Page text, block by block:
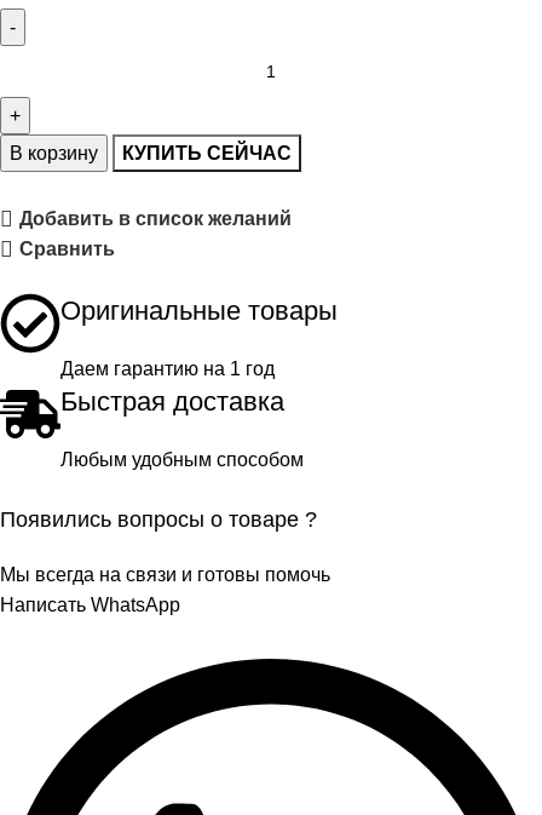
В корзину КУПИТЬ СЕЙЧАС
Добавить в список желаний
Сравнить
Оригинальные товары
Даем гарантию на 1 год
Быстрая доставка
Любым удобным способом
Появились вопросы о товаре ?
Мы всегда на связи и готовы помочь
Написать WhatsApp